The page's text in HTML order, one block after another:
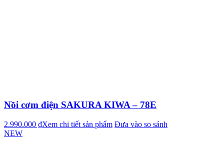
Nồi cơm điện SAKURA KIWA – 78E
2.990.000 ₫Xem chi tiết sản phẩm Đưa vào so sánh
NEW